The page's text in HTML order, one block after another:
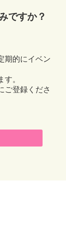
ですか？
期的にイベン
。
ご登録くださ